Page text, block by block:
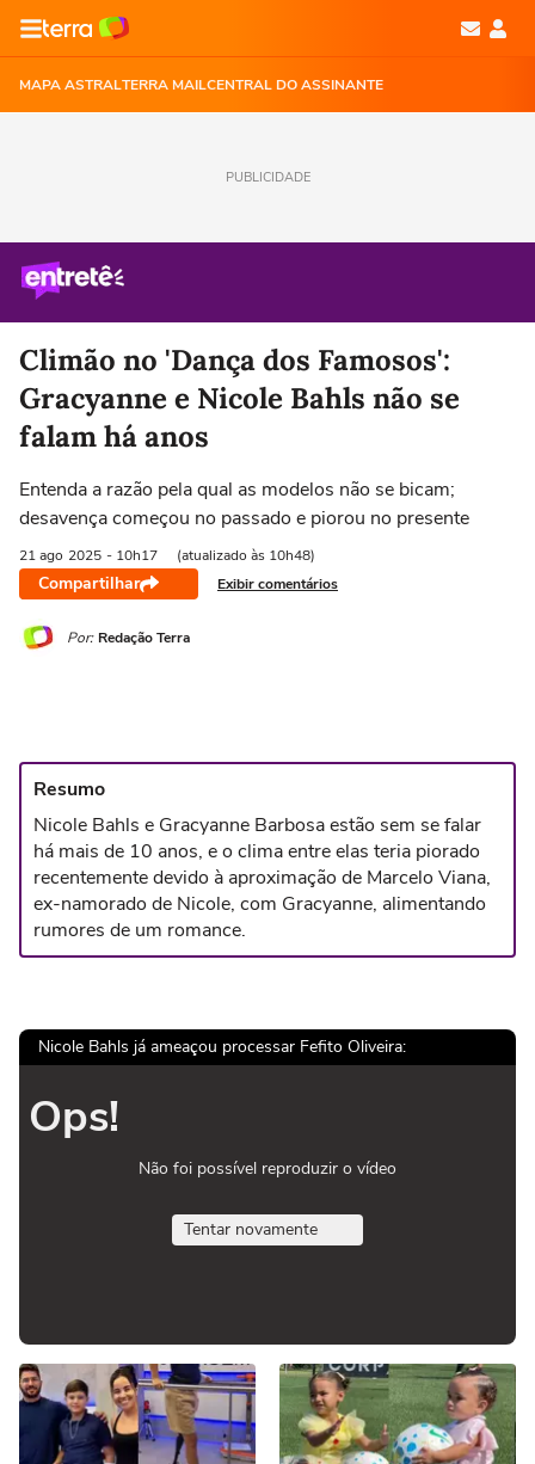
MAPA ASTRALTERRA MAILCENTRAL DO ASSINANTE
PUBLICIDADE
Climão no 'Dança dos Famosos':
Gracyanne e Nicole Bahls não se
falam há anos
Entenda a razão pela qual as modelos não se bicam;
desavença começou no passado e piorou no presente
21 ago 2025 - 10h17 (atualizado às 10h48)
Compartilhar Exibir comentários
Por: Redação Terra
Resumo
Nicole Bahls e Gracyanne Barbosa estão sem se falar
há mais de 10 anos, e o clima entre elas teria piorado
recentemente devido à aproximação de Marcelo Viana,
ex-namorado de Nicole, com Gracyanne, alimentando
rumores de um romance.
Nicole Bahls já ameaçou processar Fefito Oliveira:
Ops!
Não foi possível reproduzir o vídeo
Tentar novamente